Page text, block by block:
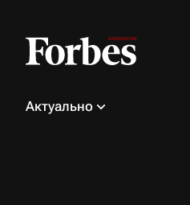
Актуально